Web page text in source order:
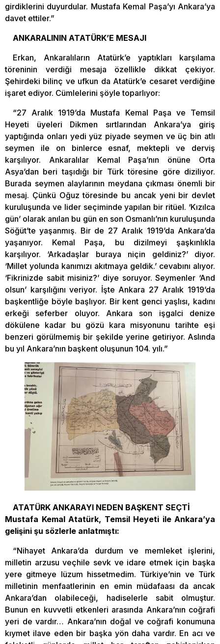
girdiklerini duyurdular. Mustafa Kemal Paşa’yı Ankara’ya
davet ettiler.”
ANKARALININ ATATÜRK’E MESAJI
Erkan, Ankaralıların Atatürk’e yaptıkları karşılama
töreninin verdiği mesaja özellikle dikkat çekiyor.
Şehirdeki bilinç ve ufkun da Atatürk’e cesaret verdiğine
işaret ediyor. Cümlelerini şöyle toparlıyor:
“27 Aralık 1919’da Mustafa Kemal Paşa ve Temsil
Heyeti üyeleri Dikmen sırtlarından Ankara’ya giriş
yaptığında onları yedi yüz piyade seymen ve üç bin atlı
seymen ile on binlerce esnaf, mektepli ve derviş
karşılıyor. Ankaralılar Kemal Paşa’nın önüne Orta
Asya’dan beri taşıdığı bir Türk töresine göre diziliyor.
Burada seymen alaylarının meydana çıkması önemli bir
mesaj. Çünkü Oğuz töresinde bu ancak yeni bir devlet
kuruluşunda ve lider seçiminde yapılan bir ritüel. ‘Kızılca
gün’ olarak anılan bu gün en son Osmanlı’nın kuruluşunda
Söğüt’te yaşanmış. Bir de 27 Aralık 1919’da Ankara’da
yaşanıyor. Kemal Paşa, bu dizilmeyi şaşkınlıkla
karşılıyor. ‘Arkadaşlar buraya niçin geldiniz?’ diyor.
‘Millet yolunda kanımızı akıtmaya geldik.’ cevabını alıyor.
‘Fikrinizde sabit misiniz?’ diye soruyor. Seymenler ‘And
olsun’ karşılığını veriyor. İşte Ankara 27 Aralık 1919’da
başkentliğe böyle başlıyor. Bir kent genci yaşlısı, kadını
erkeği seferber oluyor. Ankara son işgalci denize
dökülene kadar bu gözü kara misyonunu tarihte eşi
benzeri görülmemiş bir şekilde yerine getiriyor. Aslında
bu yıl Ankara’nın başkent oluşunun 104. yılı.”
ATATÜRK ANKARAYI NEDEN BAŞKENT SEÇTİ
Mustafa Kemal Atatürk, Temsil Heyeti ile Ankara’ya
gelişini şu sözlerle anlatmıştı:
“Nihayet Ankara’da durdum ve memleket işlerini,
milletin arzusu veçhile sevk ve idare etmek için başka
yere gitmeye lüzum hissetmedim. Türkiye’nin ve Türk
milletinin menfaatlerinin en emin müdafaası da ancak
Ankara’dan olabileceği, hadiselerle sabit olmuştur.
Bunun en kuvvetli etkenleri arasında Ankara’nın coğrafi
yeri de vardır… Ankara’nın doğal ve coğrafi konumuna
kıymet ilave eden bir başka yön daha vardır. En acı ve